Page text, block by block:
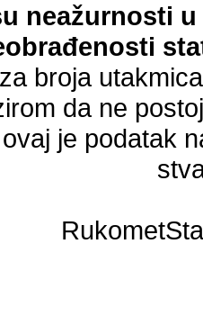
neažurnosti
broja
da ne
je podatak